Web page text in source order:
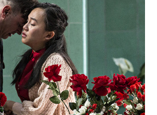
de l'ERACM